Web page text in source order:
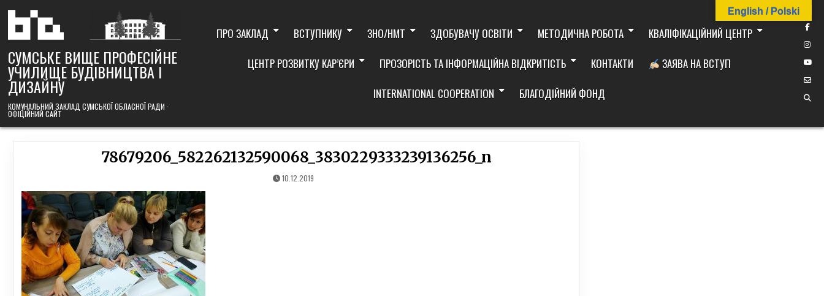
content
СУМСЬКЕ ВИЩЕ ПРОФЕСІЙНЕ
УЧИЛИЩЕ БУДІВНИЦТВА І
ДИЗАЙНУ
КОМУНАЛЬНИЙ ЗАКЛАД СУМСЬКОЇ ОБЛАСНОЇ РАДИ ·
ОФІЦІЙНИЙ САЙТ
ПРО ЗАКЛАД ВСТУПНИКУ ЗНО/НМТ ЗДОБУВАЧУ ОСВІТИ МЕТОДИЧНА РОБОТА
КВАЛІФІКАЦІЙНИЙ ЦЕНТР
ЦЕНТР РОЗВИТКУ КАР’ЄРИ
ПРОЗОРІСТЬ ТА ІНФОРМАЦІЙНА ВІДКРИТІСТЬ КОНТАКТИ
ЗАЯВА НА ВСТУП
INTERNATIONAL COOPERATION
БЛАГОДІЙНИЙ ФОНД
78679206_582262132590068_3830229333239136256_n
10.12.2019
English / Polski